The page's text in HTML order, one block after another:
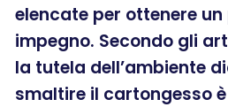
elencate per ottenere
impegno. Secondo gli
la tutela dell’ambiente
smaltire il cartongesso